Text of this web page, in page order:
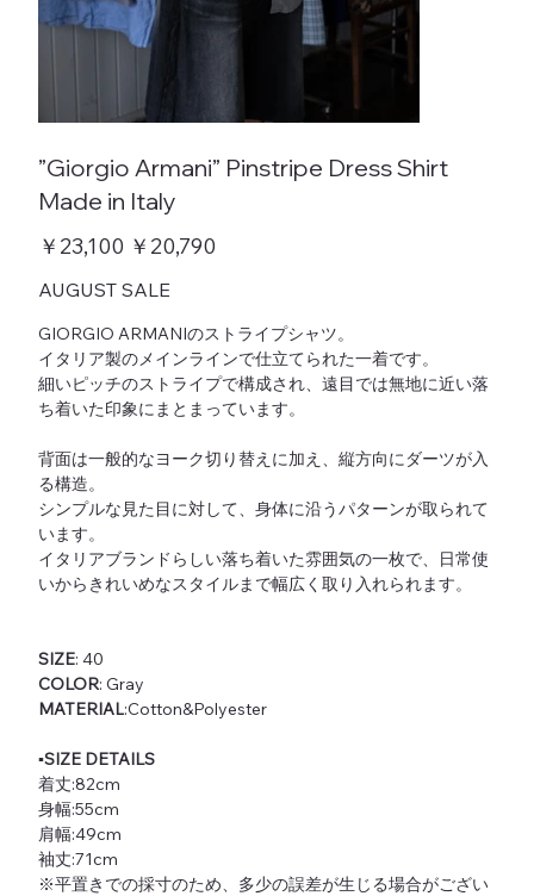
”Giorgio Armani” Pinstripe Dress Shirt
Made in Italy
元
の
格
￥23,100
セ
ー
価
￥20,790
AUGUST SALE
GIORGIO ARMANIのストライプシャツ。
イタリア製のメインラインで仕立てられた一着です。
細いピッチのストライプで構成され、遠目では無地に近い落
ち着いた印象にまとまっています。
背面は一般的なヨーク切り替えに加え、縦方向にダーツが入
る構造。
シンプルな見た目に対して、身体に沿うパターンが取られて
います。
イタリアブランドらしい落ち着いた雰囲気の一枚で、日常使
いからきれいめなスタイルまで幅広く取り入れられます。
SIZE: 40
COLOR: Gray
MATERIAL:Cotton&Polyester
▪️SIZE DETAILS
着丈:82cm
身幅:55cm
肩幅:49cm
袖丈:71cm
※平置きでの採寸のため、多少の誤差が生じる場合がござい